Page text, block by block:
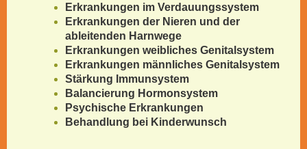
Erkrankungen im Verdauungssystem
Erkrankungen der Nieren und der
ableitenden Harnwege
Erkrankungen weibliches Genitalsystem
Erkrankungen männliches Genitalsystem
Stärkung Immunsystem
Balancierung Hormonsystem
Psychische Erkrankungen
Behandlung bei Kinderwunsch